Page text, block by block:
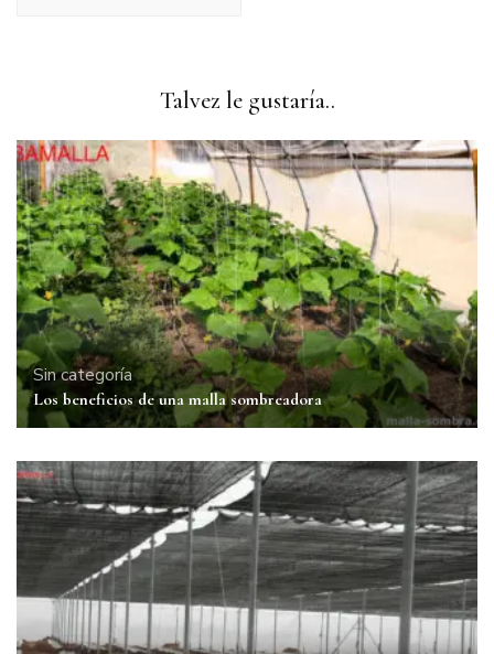
Talvez le gustaría..
Sin categoría
Los beneficios de una malla sombreadora